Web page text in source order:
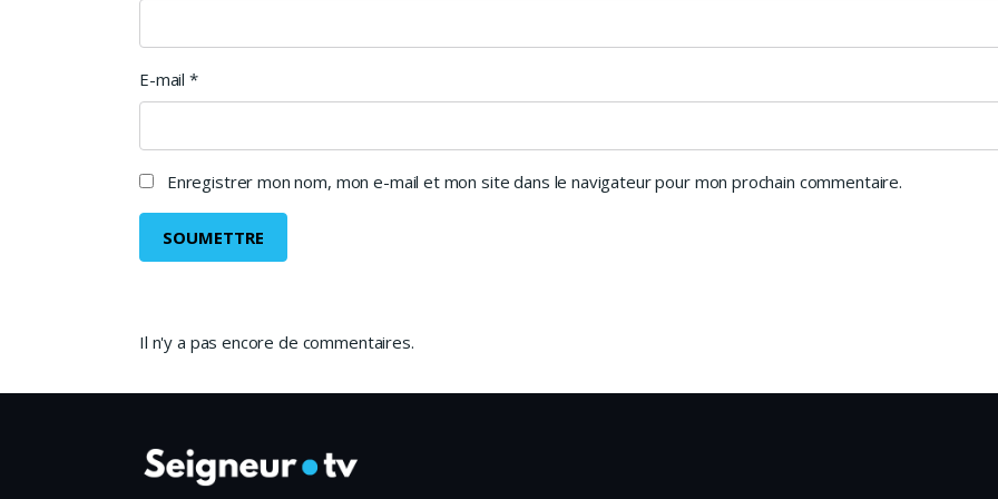
E-mail *
Enregistrer mon nom, mon e-mail et mon site dans le navigateur pour mon prochain commentaire.
Il n'y a pas encore de commentaires.